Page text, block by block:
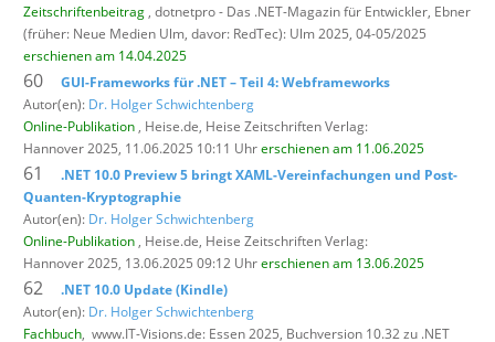
Zeitschriftenbeitrag , dotnetpro - Das .NET-Magazin für Entwickler, Ebner
(früher: Neue Medien Ulm, davor: RedTec): Ulm 2025, 04-05/2025
erschienen am 14.04.2025
60
GUI-Frameworks für .NET – Teil 4: Webframeworks
Autor(en): Dr. Holger Schwichtenberg
Online-Publikation , Heise.de, Heise Zeitschriften Verlag:
Hannover 2025, 11.06.2025 10:11 Uhrerschienen am 11.06.2025
61
.NET 10.0 Preview 5 bringt XAML-Vereinfachungen und Post-
Quanten-Kryptographie
Autor(en): Dr. Holger Schwichtenberg
Online-Publikation , Heise.de, Heise Zeitschriften Verlag:
Hannover 2025, 13.06.2025 09:12 Uhrerschienen am 13.06.2025
62
.NET 10.0 Update (Kindle)
Autor(en): Dr. Holger Schwichtenberg
Fachbuch, www.IT-Visions.de: Essen 2025, Buchversion 10.32 zu .NET